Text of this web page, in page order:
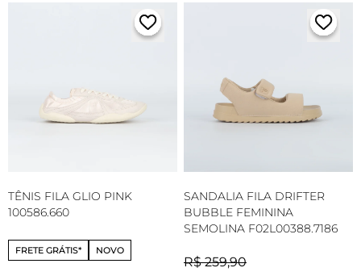
TÊNIS FILA GLIO PINK
100586.660
FRETE GRÁTIS* NOVO
SANDALIA FILA DRIFTER
BUBBLE FEMININA
SEMOLINA F02L00388.7186
R$ 259,90